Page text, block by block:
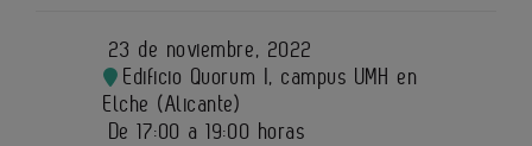
23 de noviembre, 2022
Edificio Quorum I, campus UMH en
Elche (Alicante)
De 17:00 a 19:00 horas